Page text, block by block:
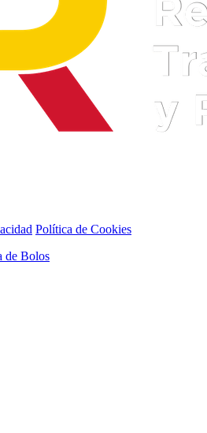
Política de Cookies
de Bolos